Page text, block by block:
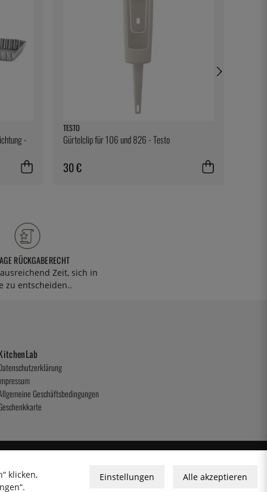
-
TESTO
Gürtelclip für 106 und 826 - Testo
30 €
RÜCKGABERECHT
Zeit, sich in
zu entscheiden..
Geschäftsbedingungen
klicken,
Einstellungen Alle akzeptieren